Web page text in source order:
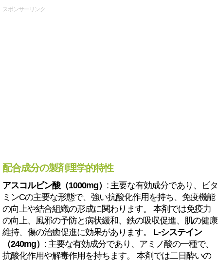
スポンサーリンク
配合成分の製剤理学的特性
アスコルビン酸（1000mg） : 主要な有効成分であり、ビタ
ミンCの主要な形態で、強い抗酸化作用を持ち、免疫機能
の向上や結合組織の形成に関わります。 本剤では免疫力
の向上、風邪の予防と病状緩和、鉄の吸収促進、肌の健康
維持、傷の治癒促進に効果があります。 L-システイン
（240mg） : 主要な有効成分であり、アミノ酸の一種で、
抗酸化作用や解毒作用を持ちます。 本剤では二日酔いの